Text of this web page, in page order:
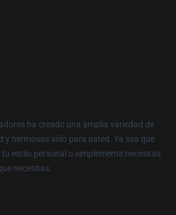
ha creado una amplia variedad de
y hermosos sólo para usted. Ya sea que
estilo personal o simplemente necesitas
necesitas.